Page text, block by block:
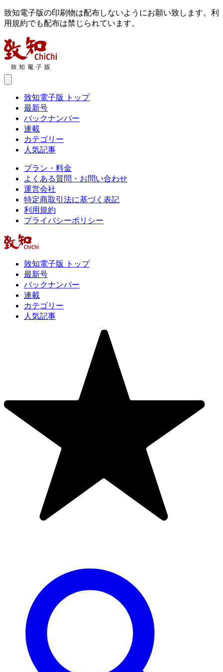
致知電子版の印刷物は配布しないようにお願い致します。利
用規約でも配布は禁じられています。
致知電子版 トップ
最新号
バックナンバー
連載
カテゴリー
人気記事
プラン・料金
よくある質問・お問い合わせ
運営会社
特定商取引法に基づく表記
利用規約
プライバシーポリシー
致知電子版 トップ
最新号
バックナンバー
連載
カテゴリー
人気記事